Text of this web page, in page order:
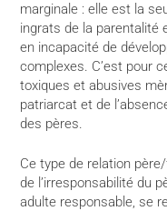
marginale : elle est la
ingrats de la parentalité
en incapacité de
complexes. C’est pour
toxiques et abusives
patriarcat et de
des pères.
Ce type de relation
de l’irresponsabilité du
adulte responsable, se